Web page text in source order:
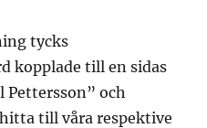
tycks
kopplade till en sidas
Pettersson” och
till våra respektive